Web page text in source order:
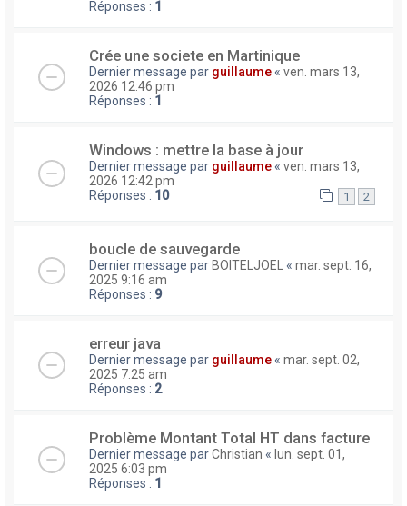
Réponses : 1
Crée une societe en Martinique
Dernier message par guillaume « ven. mars 13,
2026 12:46 pm
Réponses : 1
Windows : mettre la base à jour
Dernier message par guillaume « ven. mars 13,
2026 12:42 pm
Réponses : 10 1 2
boucle de sauvegarde
Dernier message par BOITELJOEL « mar. sept. 16,
2025 9:16 am
Réponses : 9
erreur java
Dernier message par guillaume « mar. sept. 02,
2025 7:25 am
Réponses : 2
Problème Montant Total HT dans facture
Dernier message parChristian « lun. sept. 01,
2025 6:03 pm
Réponses : 1